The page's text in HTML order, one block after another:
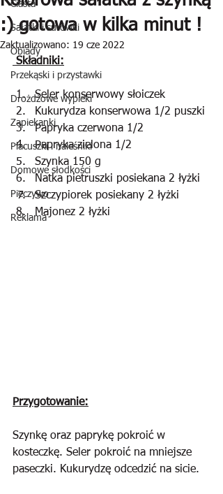
Ciasta
Sałatki i surówki
Obiady
Przekąski i przystawki
Drożdżowe wypieki
Zapiekanki
Placuszki i naleśniki
Domowe słodkości
Pieczywo
Reklama
:) gotowa w kilka minut !
Zaktualizowano: 19 cze 2022
Składniki:
Seler konserwowy słoiczek
Kukurydza konserwowa 1/2 puszki
Papryka czerwona 1/2
Papryka zielona 1/2
Szynka 150 g
Natka pietruszki posiekana 2 łyżki
Szczypiorek posiekany 2 łyżki
Majonez 2 łyżki
Przygotowanie:
Szynkę oraz paprykę pokroić w
kosteczkę. Seler pokroić na mniejsze
paseczki. Kukurydzę odcedzić na sicie.